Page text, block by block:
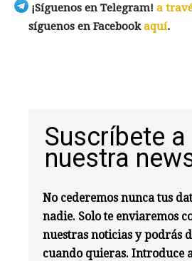
¡Síguenos en Telegram! a
síguenos en Facebookaquí.
Suscríbete a
nuestra
No cederemos nunca tus
nadie. Solo te enviaremos
nuestras noticias y podrás
cuando quieras. Introduce